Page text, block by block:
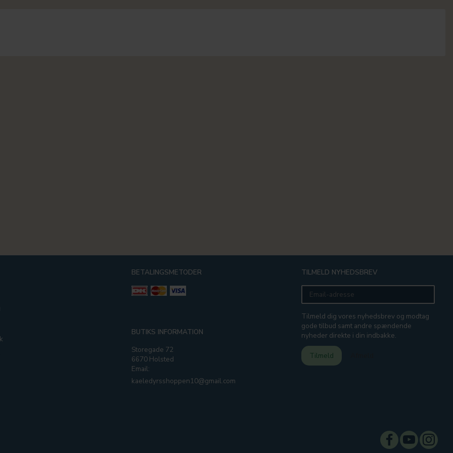
BETALINGSMETODER
BUTIKS INFORMATION
Storegade 72
6670 Holsted
Email:
kaeledyrsshoppen10@gmail.com
TILMELD NYHEDSBREV
Email-
adresse
Tilmeld dig vores nyhedsbrev og modtag
gode tilbud samt andre spændende
nyheder direkte i din indbakke.
Tilmeld